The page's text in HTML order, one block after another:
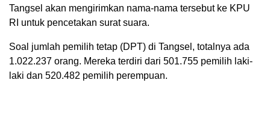
Tangsel akan mengirimkan nama-nama tersebut ke KPU
RI untuk pencetakan surat suara.
Soal jumlah pemilih tetap (DPT) di Tangsel, totalnya ada
1.022.237 orang. Mereka terdiri dari 501.755 pemilih laki-
laki dan 520.482 pemilih perempuan.